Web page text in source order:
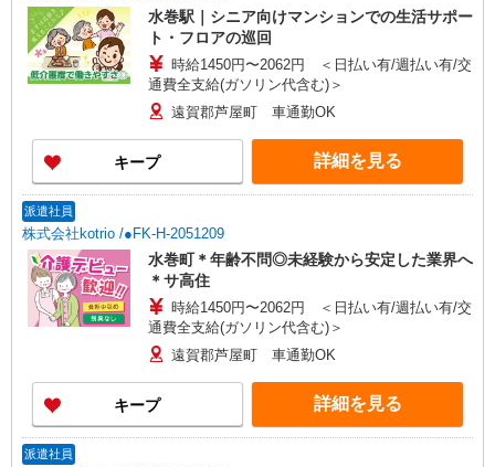
水巻駅｜シニア向けマンションでの生活サポー
ト・フロアの巡回
時給1450円〜2062円 ＜日払い有/週払い有/交
通費全支給(ガソリン代含む)＞
遠賀郡芦屋町 車通勤OK
キープ 詳細を見る
派遣社員
株式会社kotrio /●FK-H-2051209
水巻町＊年齢不問◎未経験から安定した業界へ
＊サ高住
時給1450円〜2062円 ＜日払い有/週払い有/交
通費全支給(ガソリン代含む)＞
遠賀郡芦屋町 車通勤OK
キープ 詳細を見る
派遣社員